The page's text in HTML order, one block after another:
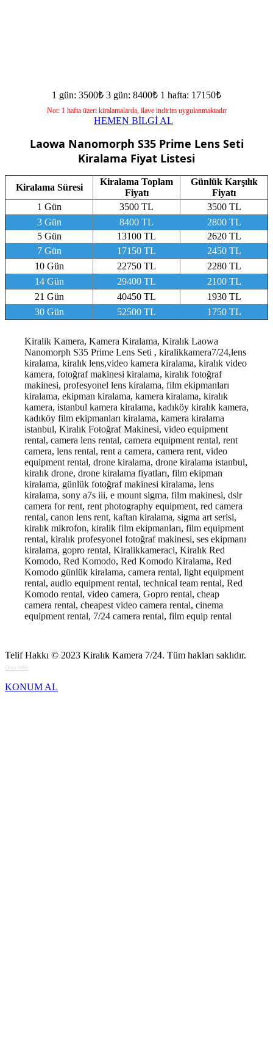
1 gün: 3500₺ 3 gün: 8400₺ 1 hafta: 17150₺
Not: 1 hafta üzeri kiralamalarda, ilave indirim uygulanmaktadır
HEMEN BİLGİ AL
Laowa Nanomorph S35 Prime Lens Seti
Kiralama Fiyat Listesi
Kiralama Süresi
Kiralama Toplam
Fiyatı
Günlük Karşılık
Fiyatı
1 Gün
3500 TL
3500 TL
3 Gün
8400 TL
2800 TL
5 Gün
13100 TL
2620 TL
7 Gün
17150 TL
2450 TL
10 Gün
22750 TL
2280 TL
14 Gün
29400 TL
2100 TL
21 Gün
40450 TL
1930 TL
30 Gün
52500 TL 1750 TL
Kiralik Kamera, Kamera Kiralama, Kiralık Laowa
Nanomorph S35 Prime Lens Seti , kiralikkamera7/24,lens
kiralama, kiralık lens,video kamera kiralama, kiralık video
kamera, fotoğraf makinesi kiralama, kiralık fotoğraf
makinesi, profesyonel lens kiralama, film ekipmanları
kiralama, ekipman kiralama, kamera kiralama, kiralık
kamera, istanbul kamera kiralama, kadıköy kiralık kamera,
kadıköy film ekipmanları kiralama, kamera kiralama
istanbul, Kiralık Fotoğraf Makinesi, video equipment
rental, camera lens rental, camera equipment rental, rent
camera, lens rental, rent a camera, camera rent, video
equipment rental, drone kiralama, drone kiralama istanbul,
kiralık drone, drone kiralama fiyatları, film ekipman
kiralama, günlük fotoğraf makinesi kiralama, lens
kiralama, sony a7s iii, e mount sigma, film makinesi, dslr
camera for rent, rent photography equipment, red camera
rental, canon lens rent, kaftan kiralama, sigma art serisi,
kiralık mikrofon, kiralik film ekipmanları, film equipment
rental, kiralık profesyonel fotoğraf makinesi, ses ekipmanı
kiralama, gopro rental, Kiralikkameraci, Kiralık Red
Komodo, Red Komodo, Red Komodo Kiralama, Red
Komodo günlük kiralama, camera rental, light equipment
rental, audio equipment rental, technical team rental, Red
Komodo rental, video camera, Gopro rental, cheap
camera rental, cheapest video camera rental, cinema
equipment rental, 7/24 camera rental, film equip rental
Telif Hakkı © 2023 Kiralık Kamera 7/24. Tüm hakları saklıdır.
Orsa Web
KONUM AL